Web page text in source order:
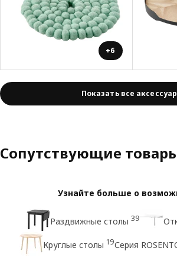
+6
Показать все
Сопутствующие
Узнайте больше о
Раздвижные столы 39
Круглые столы 19Серия